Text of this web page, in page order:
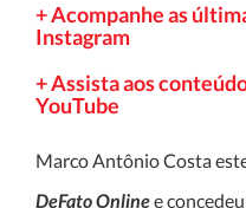
+ Acompanhe as
Instagram
+ Assista aos
YouTube
Marco Antônio Costa
DeFato Onlinee